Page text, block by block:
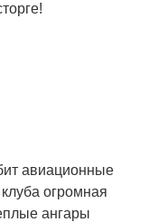
авиационные
огромная
ангары